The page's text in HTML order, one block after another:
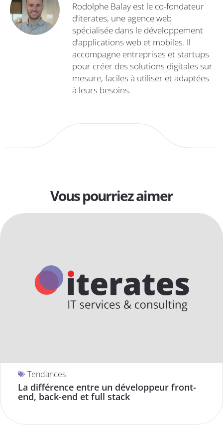
Rodolphe Balay est le co-fondateur
d’iterates, une agence web
spécialisée dans le développement
d’applications web et mobiles. Il
accompagne entreprises et startups
pour créer des solutions digitales sur
mesure, faciles à utiliser et adaptées
à leurs besoins.
Vous pourriez aimer
Tendances
La différence entre un développeur front-
end, back-end et full stack